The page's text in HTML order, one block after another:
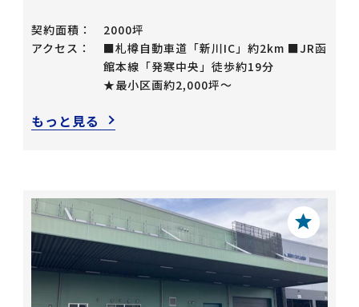
契約面積：
2000坪
アクセス：
■札樽自動車道「新川IC」約2km ■JR函
館本線「発寒中央」徒歩約19分
★最小区画約2,000坪～
もっと見る